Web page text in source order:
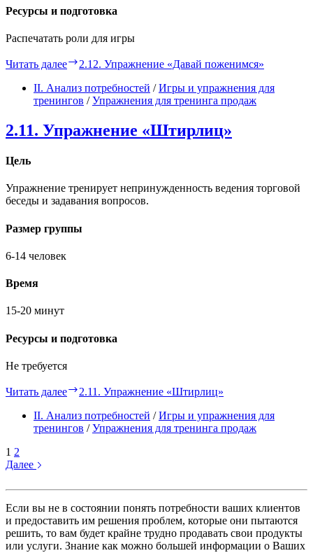
Ресурсы и подготовка
Распечатать роли для игры
Читать далее
2.12. Упражнение «Давай поженимся»
II. Анализ потребностей /Игры и упражнения для
тренингов /Упражнения для тренинга продаж
2.11. Упражнение «Штирлиц»
Цель
Упражнение тренирует непринужденность ведения торговой
беседы и задавания вопросов.
Размер группы
6-14 человек
Время
15-20 минут
Ресурсы и подготовка
Не требуется
Читать далее
2.11. Упражнение «Штирлиц»
II. Анализ потребностей /Игры и упражнения для
тренингов /Упражнения для тренинга продаж
1 2
Далее
Если вы не в состоянии понять потребности ваших клиентов
и предоставить им решения проблем, которые они пытаются
решить, то вам будет крайне трудно продавать свои продукты
или услуги. Знание как можно большей информации о Ваших